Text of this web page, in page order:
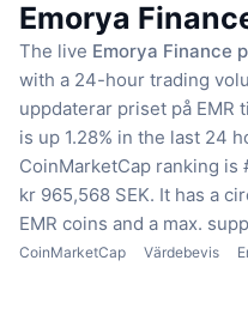
Emorya
The live Emorya Finance
with a 24-hour trading
uppdaterar priset på EMR
is up 1.28% in the last 24
CoinMarketCap ranking is
kr 965,568 SEK. It has a
EMR coins and a max.
CoinMarketCap Värdebevis